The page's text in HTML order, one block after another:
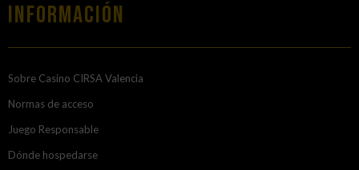
Información
Sobre Casino CIRSA Valencia
Normas de acceso
Juego Responsable
Dónde hospedarse